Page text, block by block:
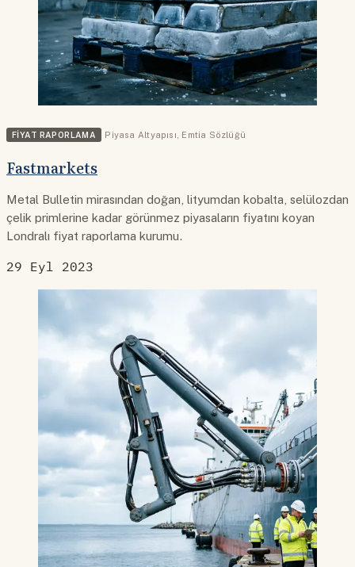
FIYAT RAPORLAMA Piyasa Altyapısı Emtia Sözlüğü
Fastmarkets
Metal Bulletin mirasından doğan, lityumdan kobalta, selülozdan
çelik primlerine kadar görünmez piyasaların fiyatını koyan
Londralı fiyat raporlama kurumu.
29 Eyl 2023